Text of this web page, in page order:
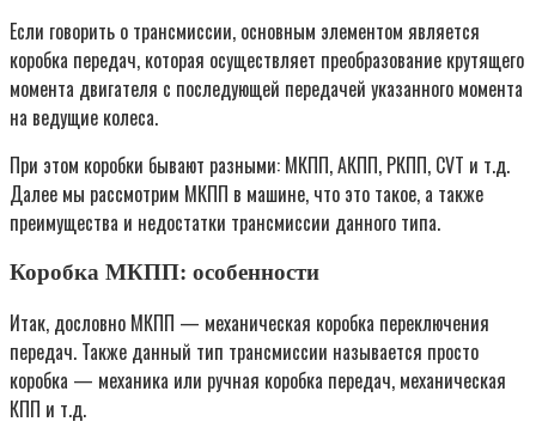
Если говорить о трансмиссии, основным элементом является
коробка передач, которая осуществляет преобразование крутящего
момента двигателя с последующей передачей указанного момента
на ведущие колеса.
При этом коробки бывают разными: МКПП, АКПП, РКПП, CVT и т.д.
Далее мы рассмотрим МКПП в машине, что это такое, а также
преимущества и недостатки трансмиссии данного типа.
Коробка МКПП: особенности
Итак, дословно МКПП — механическая коробка переключения
передач. Также данный тип трансмиссии называется просто
коробка — механика или ручная коробка передач, механическая
КПП и т.д.